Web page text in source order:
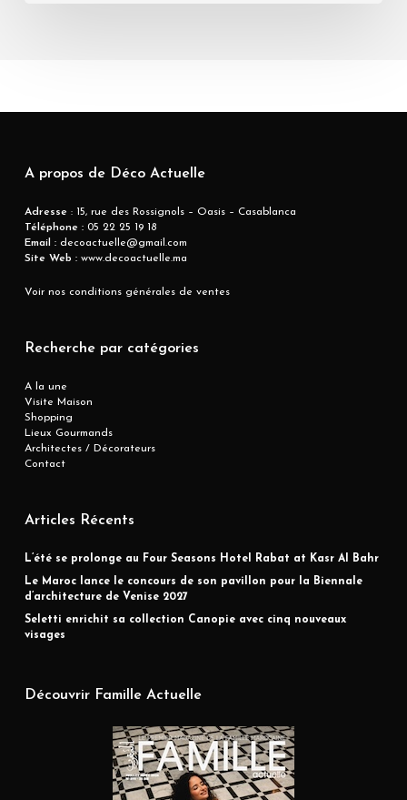
A propos de Déco Actuelle
Adresse : 15, rue des Rossignols – Oasis – Casablanca
Téléphone :05 22 25 19 18
Email :decoactuelle@gmail.com
Site Web :www.decoactuelle.ma
Voir nos conditions générales de ventes
Recherche par catégories
A la une
Visite Maison
Shopping
Lieux Gourmands
Architectes / Décorateurs
Contact
Articles Récents
L’été se prolonge au Four Seasons Hotel Rabat at Kasr Al Bahr
Le Maroc lance le concours de son pavillon pour la Biennale
d’architecture de Venise 2027
Seletti enrichit sa collection Canopie avec cinq nouveaux
visages
Découvrir Famille Actuelle